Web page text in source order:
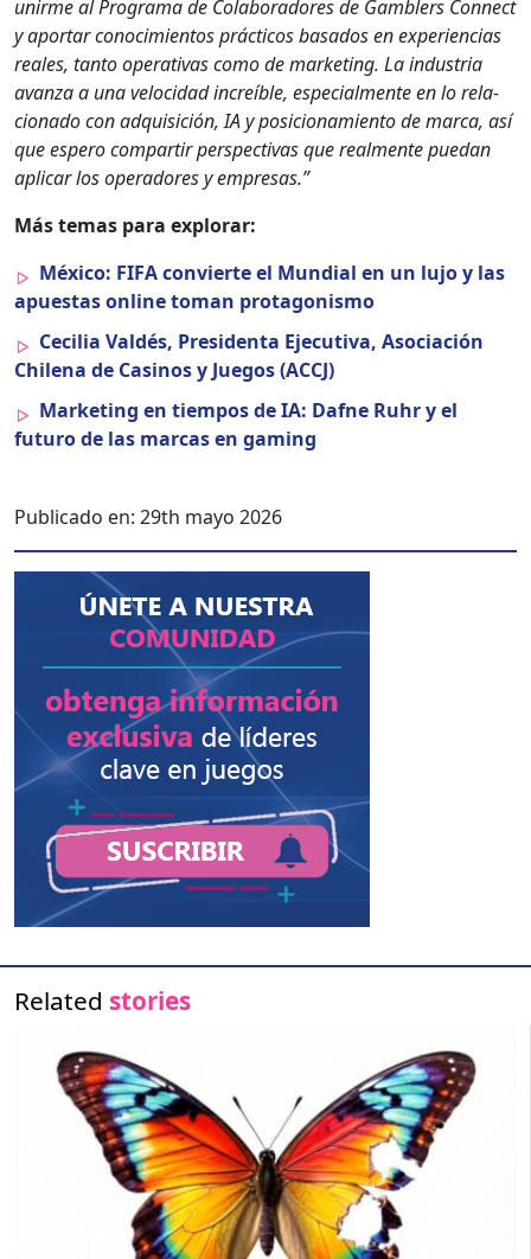
unirme al Pro­gra­ma de Colab­o­radores de Gam­blers Con­nect
y apor­tar conocimien­tos prác­ti­cos basa­dos en expe­ri­en­cias
reales, tan­to oper­a­ti­vas como de mar­ket­ing. La indus­tria
avan­za a una veloci­dad increíble, espe­cial­mente en lo rela­
ciona­do con adquisi­ción, IA y posi­cionamien­to de mar­ca, así
que espero com­par­tir per­spec­ti­vas que real­mente puedan
aplicar los oper­adores y empre­sas.”
Más temas para explo­rar:
Méx­i­co: FIFA con­vierte el Mundi­al en un lujo y las
apues­tas online toman pro­tag­o­nis­mo
Cecil­ia Valdés, Pres­i­den­ta Ejec­u­ti­va, Aso­ciación
Chile­na de Casi­nos y Jue­gos (ACCJ)
Mar­ket­ing en tiem­pos de IA: Dafne Ruhr y el
futuro de las mar­cas en gam­ing
Publicado en: 29th mayo 2026
Related stories